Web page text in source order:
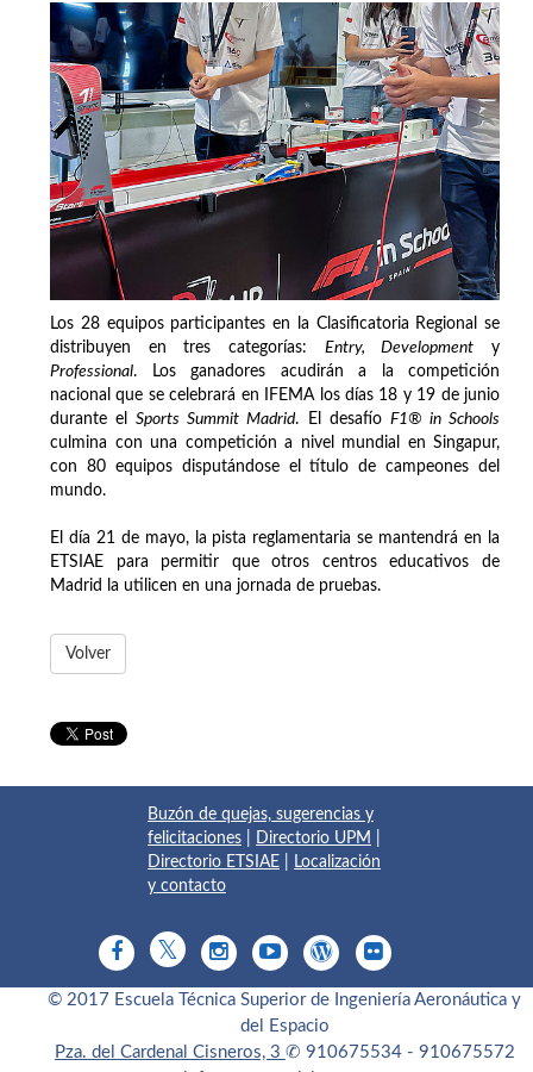
Los 28 equipos participantes en la Clasificatoria Regional se
distribuyen en tres categorías: Entry, Development y
Professional. Los ganadores acudirán a la competición
nacional que se celebrará en IFEMA los días 18 y 19 de junio
durante elSports Summit Madrid. El desafío F1® in Schools
culmina con una competición a nivel mundial en Singapur,
con 80 equipos disputándose el título de campeones del
mundo.
El día 21 de mayo, la pista reglamentaria se mantendrá en la
ETSIAE para permitir que otros centros educativos de
Madrid la utilicen en una jornada de pruebas.
Volver
Buzón de quejas, sugerencias y
felicitaciones
Directorio UPM
Directorio ETSIAE
Localización
y contacto
© 2017 Escuela Técnica Superior de Ingeniería Aeronáutica y
del Espacio
Pza. del Cardenal Cisneros, 3 ✆ 910675534 - 910675572